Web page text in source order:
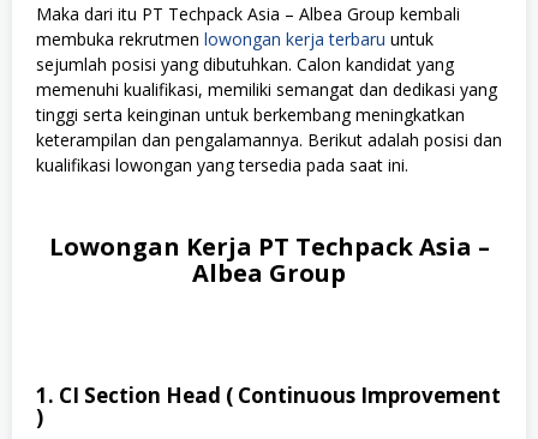
Maka dari itu PT Techpack Asia – Albea Group kembali
membuka rekrutmen lowongan kerja terbaru untuk
sejumlah posisi yang dibutuhkan. Calon kandidat yang
memenuhi kualifikasi, memiliki semangat dan dedikasi yang
tinggi serta keinginan untuk berkembang meningkatkan
keterampilan dan pengalamannya. Berikut adalah posisi dan
kualifikasi lowongan yang tersedia pada saat ini.
Lowongan Kerja PT Techpack Asia –
Albea Group
1. CI Section Head ( Continuous Improvement
)